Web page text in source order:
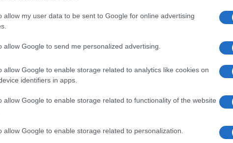
allow my user data to be sent to Google for online advertising
allow Google to send me personalized advertising.
allow Google to enable storage related to analytics like cookies on
identifiers in apps.
allow Google to enable storage related to functionality of the website
allow Google to enable storage related to personalization.
fuoco, riportando alla luce vecchi video
voci.
gossip
in cui il gossip viene diffuso e consumato.
possono diventare oggetto di analisi e
del gossip, che afferma che “nulla si crea,
una sua applicazione perfetta in questo
che circolano nuovamente, dimostrano